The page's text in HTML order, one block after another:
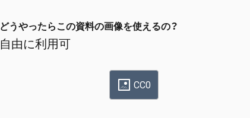
どうやったらこの資料の画像を使えるの？
自由に利用可
CC0